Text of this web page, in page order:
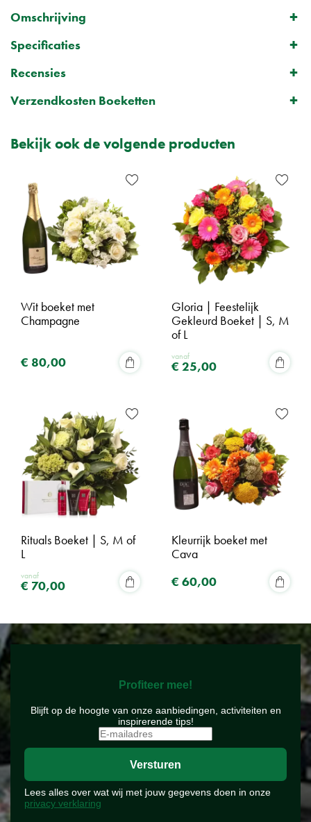
Omschrijving
Specificaties
Recensies
Verzendkosten Boeketten
Bekijk ook de volgende producten
Wit boeket met
Champagne
€ 80,00
Gloria | Feestelijk
Gekleurd Boeket | S, M
of L
vanaf
€ 25,00
Rituals Boeket | S, M of
L
vanaf
€ 70,00
Kleurrijk boeket met
Cava
€ 60,00
Profiteer mee!
Blijft op de hoogte van onze aanbiedingen, activiteiten en
inspirerende tips!
Lees alles over wat wij met jouw gegevens doen in onze
privacy verklaring